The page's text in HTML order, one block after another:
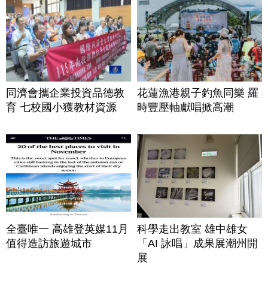
同濟會攜企業投資品德教
育 七校國小獲教材資源
花蓮漁港親子釣魚同樂 羅
時豐壓軸獻唱掀高潮
全臺唯一 高雄登英媒11月
值得造訪旅遊城市
科學走出教室 雄中雄女
「AI 詠唱」成果展潮州開
展